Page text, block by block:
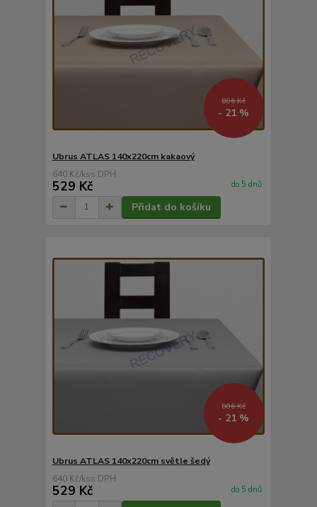
806 Kč
- 21 %
Ubrus ATLAS 140x220cm kakaový
640 Kč/ks
529 Kč do 5 dnů
Přidat do košíku
806 Kč
- 21 %
Ubrus ATLAS 140x220cm světle šedý
640 Kč/ks
529 Kč do 5 dnů